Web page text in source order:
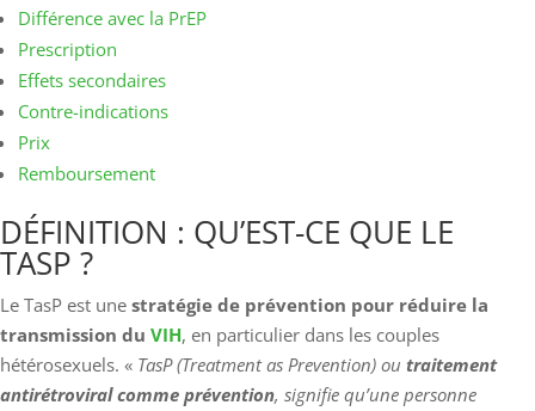
Différence avec la PrEP
Prescription
Effets secondaires
Contre-indications
Prix
Remboursement
DÉFINITION : QU’EST-CE QUE LE
TASP ?
Le TasP est une stratégie de prévention pour réduire la
transmission du VIH, en particulier dans les couples
hétérosexuels. « TasP (Treatment as Prevention) ou traitement
antirétroviral comme prévention, signifie qu’une personne